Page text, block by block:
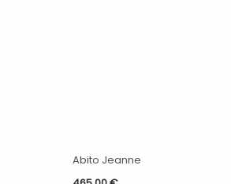
Abito Jeanne